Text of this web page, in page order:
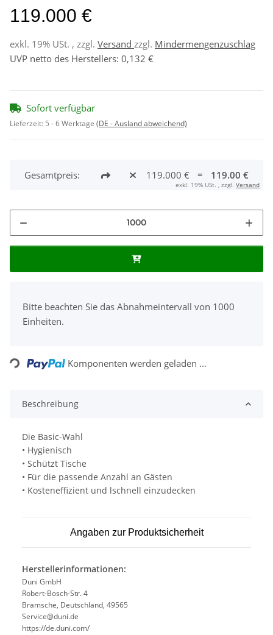
119.000 €
exkl. 19% USt. , zzgl. Versand zzgl. Mindermengenzuschlag
UVP netto des Herstellers: 0,132 €
Sofort verfügbar
Lieferzeit: 5 - 6 Werktage (DE - Ausland abweichend)
Gesamtpreis: 119.000 € = 119.00 €
exkl. 19% USt. , zzgl. Versand
Bitte beachten Sie das Abnahmeintervall von 1000
Einheiten.
Loading... Komponenten werden geladen ...
Beschreibung
Die Basic-Wahl
• Hygienisch
• Schützt Tische
• Für die passende Anzahl an Gästen
• Kosteneffizient und lschnell einzudecken
Angaben zur Produktsicherheit
Herstellerinformationen:
Duni GmbH
Robert-Bosch-Str. 4
Bramsche, Deutschland, 49565
Service@duni.de
https://de.duni.com/